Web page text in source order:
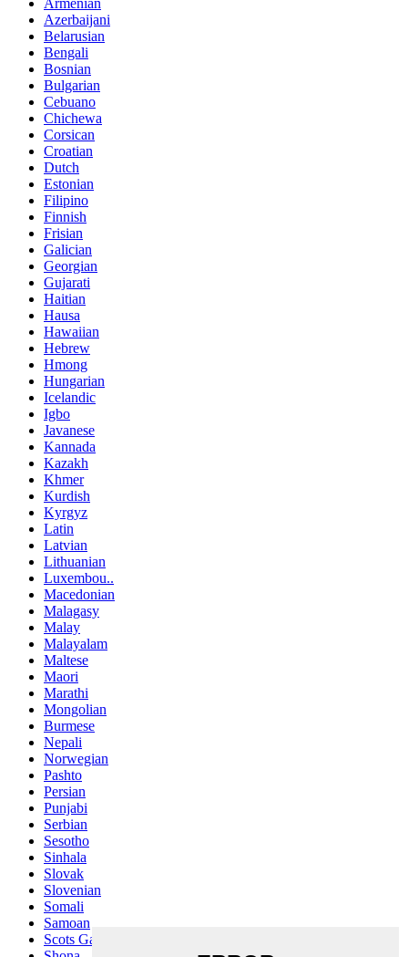
Azerbaijani
Belarusian
Bengali
Bosnian
Bulgarian
Cebuano
Chichewa
Corsican
Croatian
Dutch
Estonian
Filipino
Finnish
Frisian
Galician
Georgian
Gujarati
Haitian
Hausa
Hawaiian
Hebrew
Hmong
Hungarian
Icelandic
Igbo
Javanese
Kannada
Kazakh
Khmer
Kurdish
Kyrgyz
Latin
Latvian
Lithuanian
Luxembou..
Macedonian
Malagasy
Malay
Malayalam
Maltese
Maori
Marathi
Mongolian
Burmese
Nepali
Norwegian
Pashto
Persian
Punjabi
Serbian
Sesotho
Sinhala
Slovak
Slovenian
Somali
Samoan
Scots Gaelic